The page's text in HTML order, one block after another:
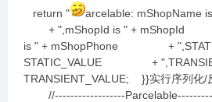
return "
arcelable:
+ ",mShopId is " + mShopId
is " + mShopPhone +
STATIC_VALUE +
TRANSIENT_VALUE; }}实行序列化/
//------------------